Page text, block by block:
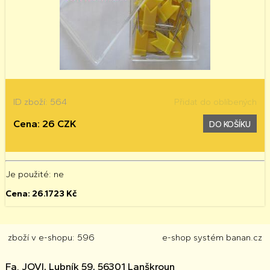
ID zboží: 564 Přidat do oblíbených
Cena: 26 CZK DO KOŠÍKU
Je použité: ne
Cena: 26.1723 Kč
zboží v e-shopu: 596 e-shop systém banan.cz
Fa. JOVI, Lubník 59, 56301 Lanškroun